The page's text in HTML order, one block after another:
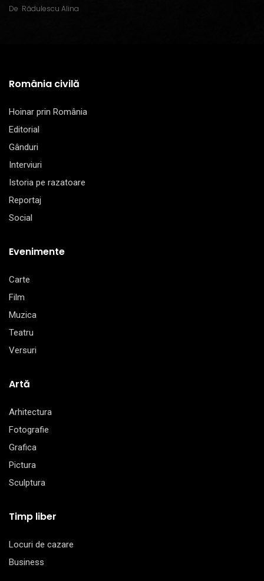
De Rădulescu Alina
România civilă
Hoinar prin România
Editorial
Gânduri
Interviuri
Istoria pe razatoare
Reportaj
Social
Evenimente
Carte
Film
Muzica
Teatru
Versuri
Artă
Arhitectura
Fotografie
Grafica
Pictura
Sculptura
Timp liber
Locuri de cazare
Business